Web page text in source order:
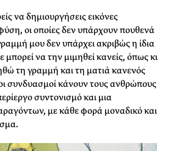
να δημιουργήσεις εικόνες
οι οποίες δεν υπάρχουν πουθενά
μου δεν υπάρχει ακριβώς η ίδια
μπορεί να την μιμηθεί κανείς, όπως κι
τη γραμμή και τη ματιά κανενός
συνδυασμοί κάνουν τους ανθρώπους
συντονισμό και μια
με κάθε φορά μοναδικό και